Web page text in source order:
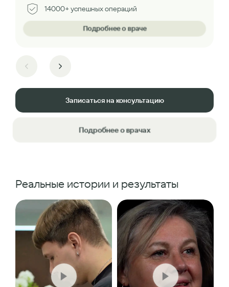
14000+ успешных операций
Подробнее о враче
Записаться на консультацию
Подробнее о врачах
Реальные истории и результаты